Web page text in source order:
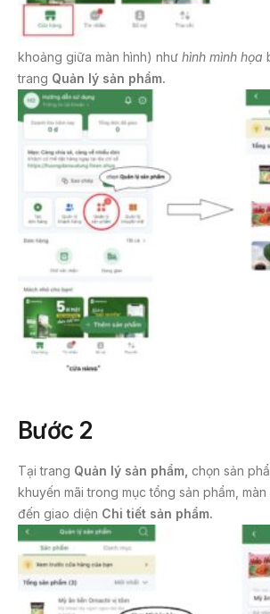
khoảng giữa màn hình) như hình mình họa
trang Quản lý sản phẩm.
Bước 2
Tại trang Quản lý sản phẩm, chọn sản
khuyến mãi trong mục tổng sản phẩm,
đến giao diện Chi tiết sản phẩm.